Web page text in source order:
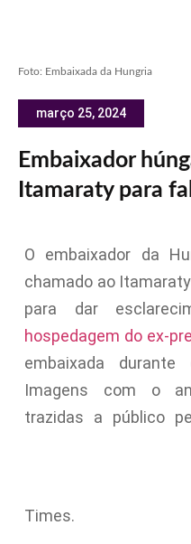
Foto: Embaixada da Hungria
março 25, 2024
Embaixador
Itamaraty para
O embaixador da
chamado ao
para dar
hospedagem do ex-
embaixada
Imagens com o
trazidas a público
Times.